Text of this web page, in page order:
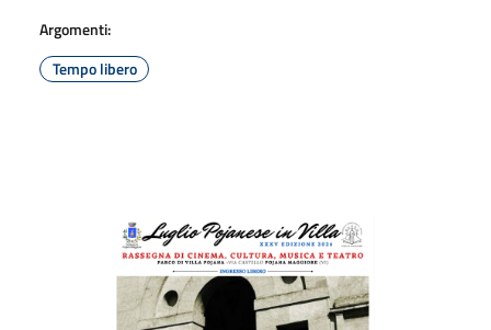
Argomenti:
Tempo libero